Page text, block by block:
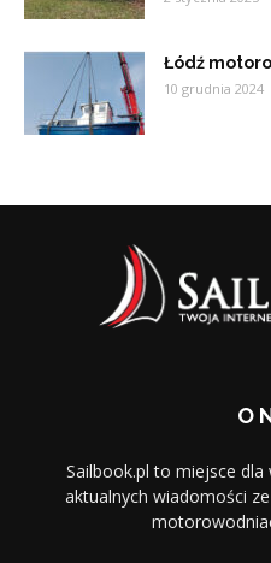
Łódź
10 grudnia 2024
O
Sailbook.pl to miejsce
aktualnych wiadomości